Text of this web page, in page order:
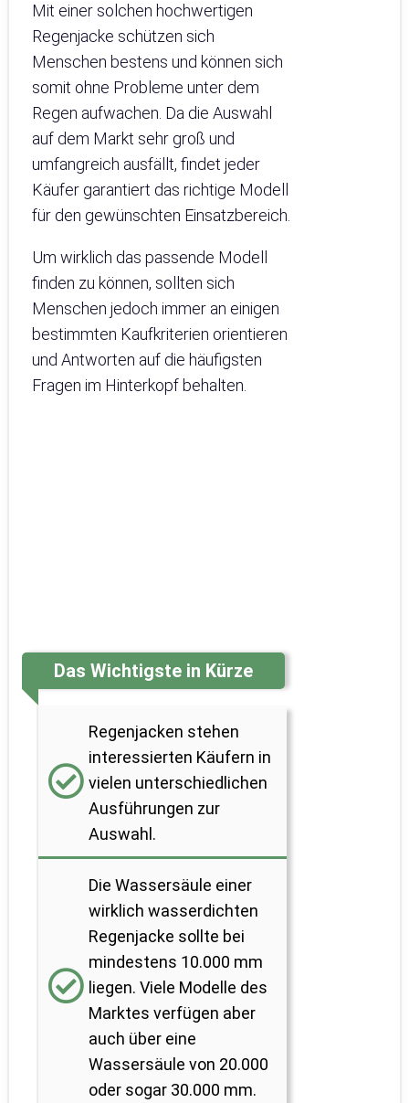
Mit einer solchen hochwertigen
Regenjacke schützen sich
Menschen bestens und können sich
somit ohne Probleme unter dem
Regen aufwachen. Da die Auswahl
auf dem Markt sehr groß und
umfangreich ausfällt, findet jeder
Käufer garantiert das richtige Modell
für den gewünschten Einsatzbereich.
Um wirklich das passende Modell
finden zu können, sollten sich
Menschen jedoch immer an einigen
bestimmten Kaufkriterien orientieren
und Antworten auf die häufigsten
Fragen im Hinterkopf behalten.
Das Wichtigste in Kürze
Regenjacken stehen
interessierten Käufern in
vielen unterschiedlichen
Ausführungen zur
Auswahl.
Die Wassersäule einer
wirklich wasserdichten
Regenjacke sollte bei
mindestens 10.000 mm
liegen. Viele Modelle des
Marktes verfügen aber
auch über eine
Wassersäule von 20.000
oder sogar 30.000 mm.